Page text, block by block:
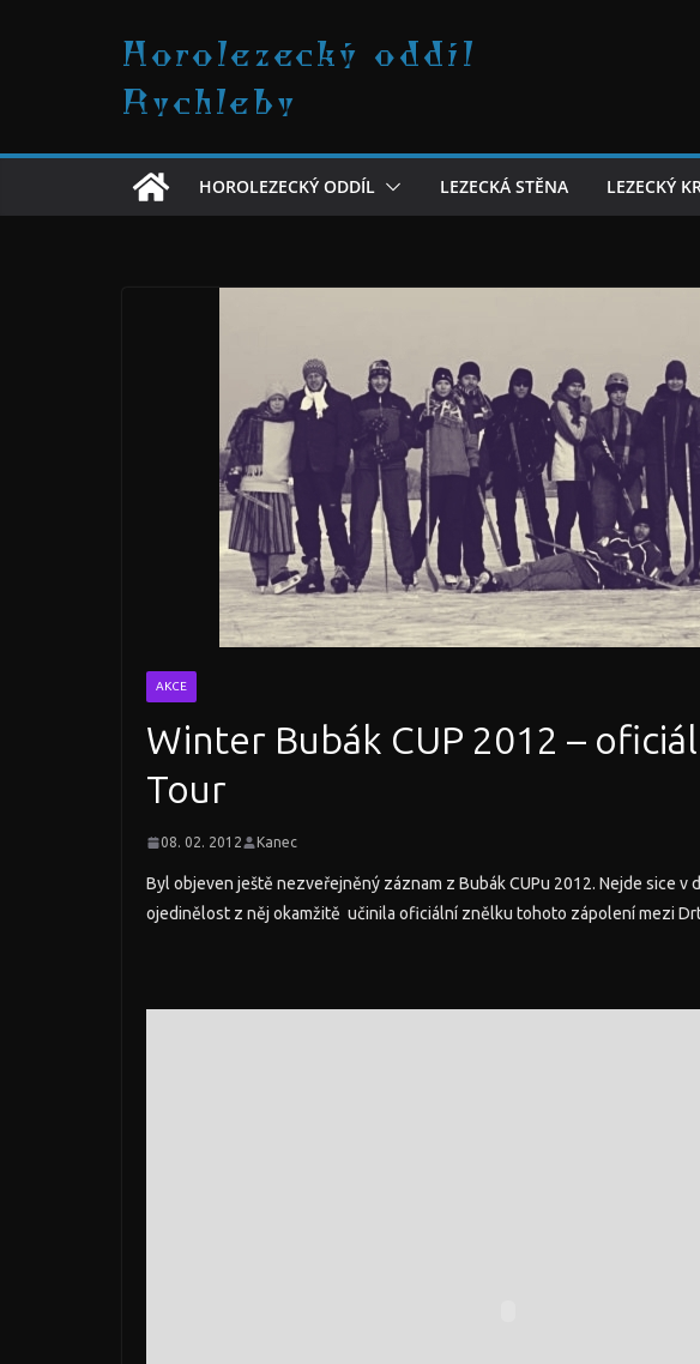
Horolezecký oddíl
Rychleby
HOROLEZECKÝ ODDÍL LEZECKÁ STĚNA LEZECKÝ
AKCE
Winter Bubák CUP 2012 –
Tour
08. 02. 2012 Kanec
Byl objeven ještě nezveřejněný záznam z Bubák CUPu 2012. Nejde sice v
ojedinělost z něj okamžitě učinila oficiální znělku tohoto zápolení mezi